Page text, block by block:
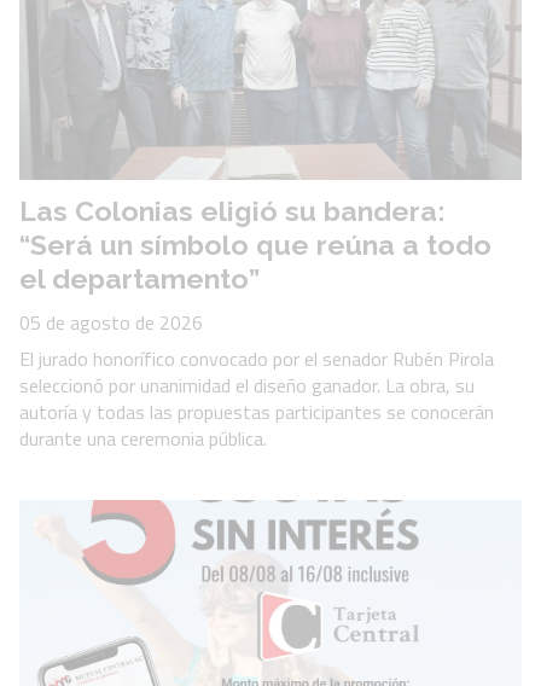
Las Colonias eligió su bandera:
“Será un símbolo que reúna a todo
el departamento”
05 de agosto de 2026
El jurado honorífico convocado por el senador Rubén Pirola
seleccionó por unanimidad el diseño ganador. La obra, su
autoría y todas las propuestas participantes se conocerán
durante una ceremonia pública.